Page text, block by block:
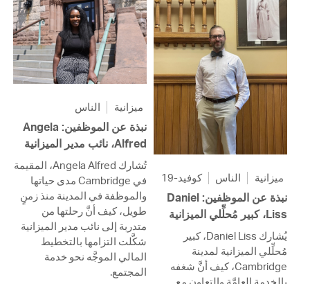
ميزانية الناس
نبذة عن الموظفين: Angela
Alfred، نائب مدير الميزانية
تُشارك Angela Alfred، المقيمة
في Cambridge مدى حياتها
والموظفة في المدينة منذ زمنٍ
طويل، كيف أنَّ رحلتها من
متدربة إلى نائب مدير الميزانية
شكَّلت التزامها بالتخطيط
المالي الموجَّه نحو خدمة
المجتمع.
ميزانية الناس كوفيد-19
نبذة عن الموظفين: Daniel
Liss، كبير مُحلِّلي الميزانية
يُشارك Daniel Liss، كبير
مُحلِّلي الميزانية لمدينة
Cambridge، كيف أنَّ شغفه